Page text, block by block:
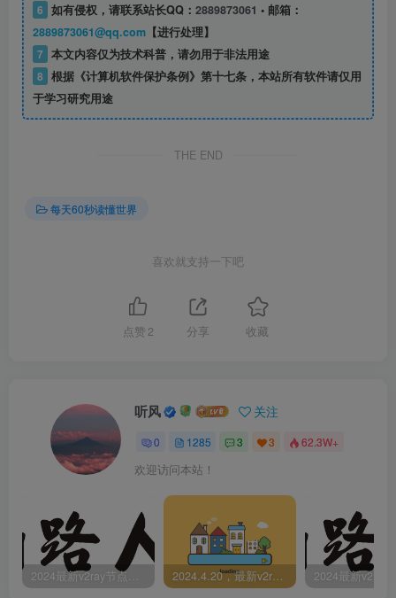
6 如有侵权，请联系站长QQ： 2889873061 • 邮箱：
2889873061@qq.com【进行处理】
7 本文内容仅为技术科普，请勿用于非法用途
8 根据《计算机软件保护条例》第十七条，本站所有软件请仅用
于学习研究用途
THE END
每天60秒读懂世界
喜欢就支持一下吧
点赞 2 分享 收藏
听风 关注
0 1285 3 3 62.3W+
欢迎访问本站！
2024最新v2ray节点免费分享-05.08附ss/vmess节点订阅 2024.4.20，最新v2ray节点免费分享-附ss/vmess节点订阅